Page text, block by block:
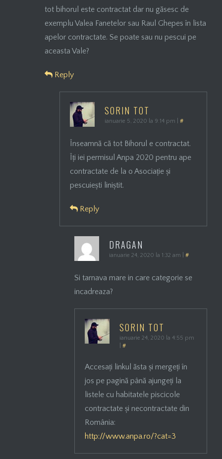
tot bihorul este contractat dar nu găsesc de
exemplu Valea Fanetelor sau Raul Ghepes în lista
apelor contractate. Se poate sau nu pescui pe
aceasta Vale?
Reply
SORIN TOT
ianuarie 5, 2020 la 9:14 pm #
Înseamnă că tot Bihorul e contractat.
Îți iei permisul Anpa 2020 pentru ape
contractate de la o Asociație și
pescuiești liniștit.
Reply
DRAGAN
ianuarie 24, 2020 la 1:32 am #
Si tarnava mare in care categorie se
incadreaza?
SORIN TOT
ianuarie 24, 2020 la 4:55 pm
#
Accesați linkul ăsta și mergeți în
jos pe pagină până ajungeți la
listele cu habitatele piscicole
contractate și necontractate din
România:
http://www.anpa.ro/?cat=3